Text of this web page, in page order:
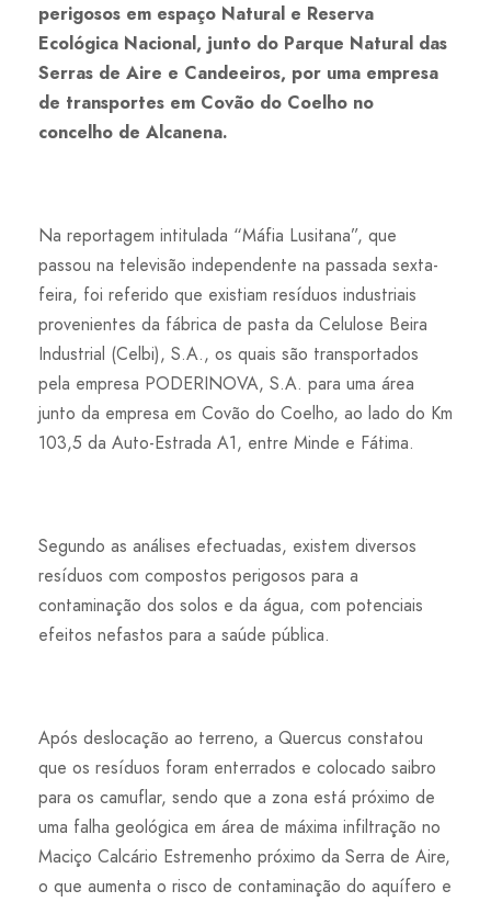
perigosos em espaço Natural e Reserva
Ecológica Nacional, junto do Parque Natural das
Serras de Aire e Candeeiros, por uma empresa
de transportes em Covão do Coelho no
concelho de Alcanena.
Na reportagem intitulada “Máfia Lusitana”, que
passou na televisão independente na passada sexta-
feira, foi referido que existiam resíduos industriais
provenientes da fábrica de pasta da Celulose Beira
Industrial (Celbi), S.A., os quais são transportados
pela empresa PODERINOVA, S.A. para uma área
junto da empresa em Covão do Coelho, ao lado do Km
103,5 da Auto-Estrada A1, entre Minde e Fátima.
Segundo as análises efectuadas, existem diversos
resíduos com compostos perigosos para a
contaminação dos solos e da água, com potenciais
efeitos nefastos para a saúde pública.
Após deslocação ao terreno, a Quercus constatou
que os resíduos foram enterrados e colocado saibro
para os camuflar, sendo que a zona está próximo de
uma falha geológica em área de máxima infiltração no
Maciço Calcário Estremenho próximo da Serra de Aire,
o que aumenta o risco de contaminação do aquífero e